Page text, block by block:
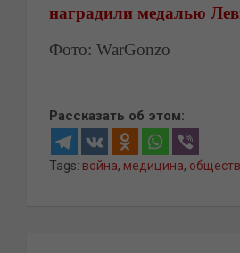
наградили медалью
Фото: WarGonzo
Рассказать об этом:
Tags: война, медицина,